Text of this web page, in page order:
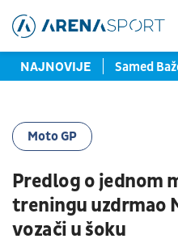
NAJNOVIJE
u Torontu Samed
Moto GP
Predlog o jednom
treningu uzdrmao
vozači u šoku